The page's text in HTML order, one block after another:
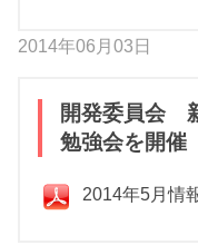
2014年06月03日
開発委員会
勉強会を開催
2014年5月情